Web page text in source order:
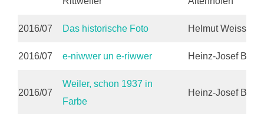
2016/07 Das historische Foto Helmut Weiss
2016/07 e-niwwer un e-riwwer Heinz-Josef Bell
2016/07
Weiler, schon 1937 in
Farbe
Heinz-Josef Bell